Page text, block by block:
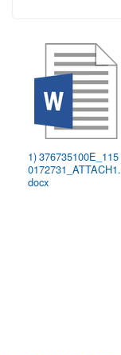
1) 376735100E_115
0172731_ATTACH1.
docx